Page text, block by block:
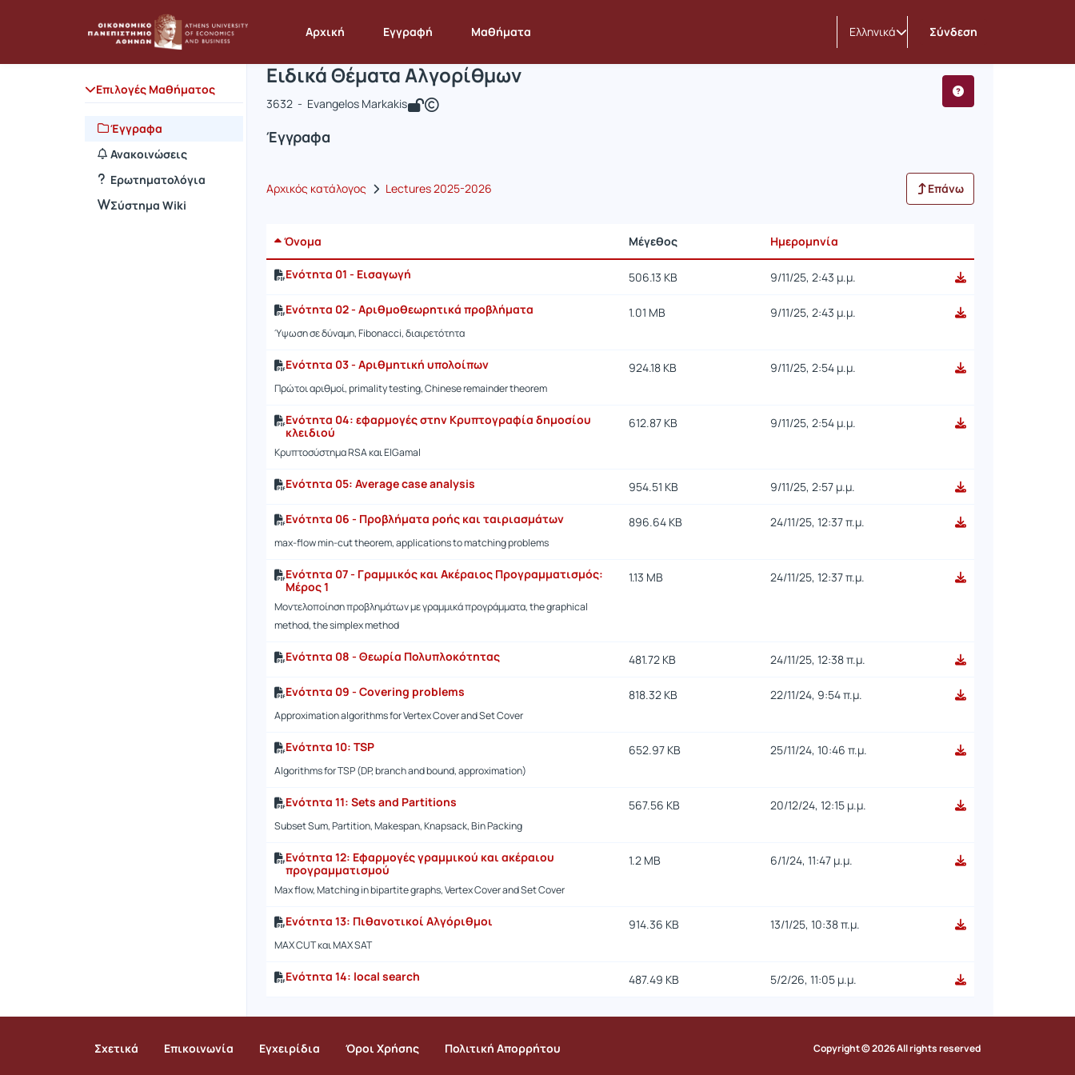
Αρχική Εγγραφή Μαθήματα Ελληνικά Σύνδεση
Επιλογές Μαθήματος
Έγγραφα
Ανακοινώσεις
Ερωτηματολόγια
Σύστημα Wiki
Αρχική Σελίδα Ειδικά Θέματα Αλγορίθμων
Μάθημα : Ειδικά Θέματα Αλγορίθμων
Κωδικός : INF171
Ειδικά Θέματα Αλγορίθμων
3632 - Evangelos Markakis
Έγγραφα
Αρχικός κατάλογος Lectures 2025-2026 Επάνω
Όνομα Μέγεθος Ημερομηνία
Ενότητα 01 - Εισαγωγή 506.13 KB 9/11/25, 2:43 μ.μ.
Ενότητα 02 - Αριθμοθεωρητικά προβλήματα
Ύψωση σε δύναμη, Fibonacci, διαιρετότητα
1.01 MB 9/11/25, 2:43 μ.μ.
Ενότητα 03 - Αριθμητική υπολοίπων
Πρώτοι αριθμοί, primality testing, Chinese remainder theorem
924.18 KB 9/11/25, 2:54 μ.μ.
Ενότητα 04: εφαρμογές στην Κρυπτογραφία δημοσίου
κλειδιού
Κρυπτοσύστημα RSA και ElGamal
612.87 KB 9/11/25, 2:54 μ.μ.
Ενότητα 05: Average case analysis 954.51 KB 9/11/25, 2:57 μ.μ.
Ενότητα 06 - Προβλήματα ροής και ταιριασμάτων
max-flow min-cut theorem, applications to matching problems
896.64 KB 24/11/25, 12:37 π.μ.
Ενότητα 07 - Γραμμικός και Ακέραιος Προγραμματισμός:
Μέρος 1
Μοντελοποίηση προβλημάτων με γραμμικά προγράμματα, the graphical
method, the simplex method
1.13 MB 24/11/25, 12:37 π.μ.
Ενότητα 08 - Θεωρία Πολυπλοκότητας 481.72 KB 24/11/25, 12:38 π.μ.
Ενότητα 09 - Covering problems
Approximation algorithms for Vertex Cover and Set Cover
818.32 KB 22/11/24, 9:54 π.μ.
Ενότητα 10: TSP
Algorithms for TSP (DP, branch and bound, approximation)
652.97 KB 25/11/24, 10:46 π.μ.
Ενότητα 11: Sets and Partitions
Subset Sum, Partition, Makespan, Knapsack, Bin Packing
567.56 KB 20/12/24, 12:15 μ.μ.
Ενότητα 12: Εφαρμογές γραμμικού και ακέραιου
προγραμματισμού
Max flow, Matching in bipartite graphs, Vertex Cover and Set Cover
1.2 MB 6/1/24, 11:47 μ.μ.
Ενότητα 13: Πιθανοτικοί Αλγόριθμοι
MAX CUT και MAX SAT
914.36 KB 13/1/25, 10:38 π.μ.
Ενότητα 14: local search 487.49 KB 5/2/26, 11:05 μ.μ.
Σχετικά Επικοινωνία Εγχειρίδια Όροι Χρήσης Πολιτική Απορρήτου Copyright © 2026 All rights reserved